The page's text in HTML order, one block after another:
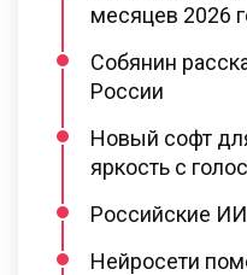
месяцев 2026
Собянин
России
Новый софт
яркость с
Российские ИИ
Нейросети